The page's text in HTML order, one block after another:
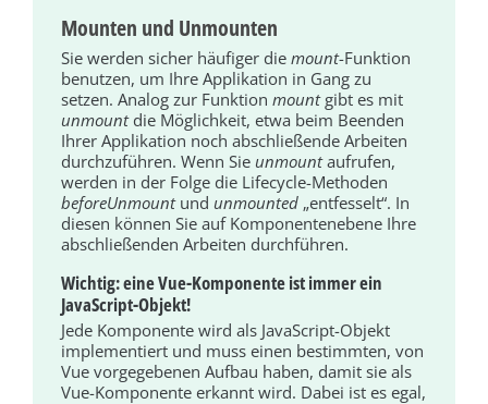
Mounten und Unmounten
Sie werden sicher häufiger diemount-Funktion
benutzen, um Ihre Applikation in Gang zu
setzen. Analog zur Funktionmountgibt es mit
unmountdie Möglichkeit, etwa beim Beenden
Ihrer Applikation noch abschließende Arbeiten
durchzuführen. Wenn Sie unmountaufrufen,
werden in der Folge die Lifecycle-Methoden
beforeUnmountund unmounted „entfesselt“. In
diesen können Sie auf Komponentenebene Ihre
abschließenden Arbeiten durchführen.
Wichtig: eine Vue-Komponente ist immer ein
JavaScript-Objekt!
Jede Komponente wird als JavaScript-Objekt
implementiert und muss einen bestimmten, von
Vue vorgegebenen Aufbau haben, damit sie als
Vue-Komponente erkannt wird. Dabei ist es egal,